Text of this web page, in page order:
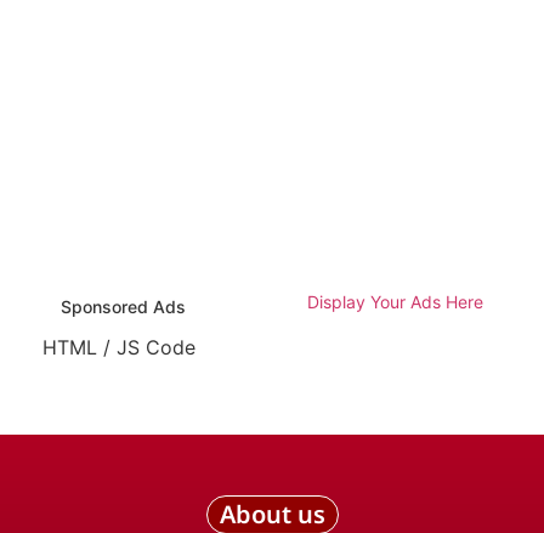
Sponsored Ads Display Your Ads Here
HTML / JS Code
About us